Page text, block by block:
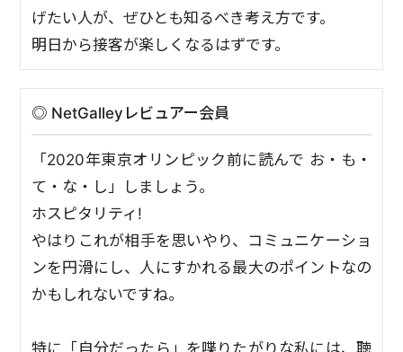
げたい人が、ぜひとも知るべき考え方です。
明日から接客が楽しくなるはずです。
◎ NetGalleyレビュアー会員
「2020年東京オリンピック前に読んで お・も・
て・な・し」しましょう。
ホスピタリティ!
やはりこれが相手を思いやり、コミュニケーショ
ンを円滑にし、人にすかれる最大のポイントなの
かもしれないですね。